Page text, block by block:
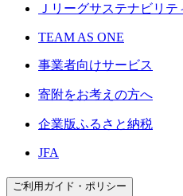
Ｊリーグサステナビリテ
TEAM AS ONE
事業者向けサービス
寄附をお考えの方へ
企業版ふるさと納税
JFA
ご利用ガイド・ポリシー